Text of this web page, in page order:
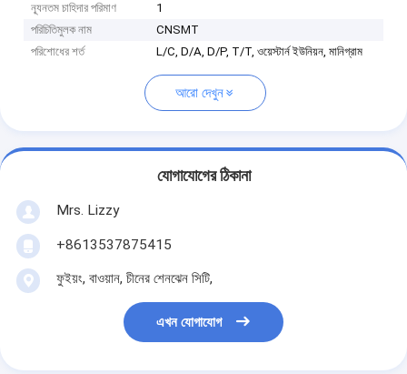
ন্যূনতম চাহিদার পরিমাণ
1
পরিচিতিমুলক নাম
CNSMT
পরিশোধের শর্ত
L/C, D/A, D/P, T/T, ওয়েস্টার্ন ইউনিয়ন, মানিগ্রাম
আরো দেখুন
যোগাযোগের ঠিকানা
Mrs. Lizzy
+8613537875415
ফুইয়ং, বাওয়ান, চীনের শেনঝেন সিটি,
এখন যোগাযোগ